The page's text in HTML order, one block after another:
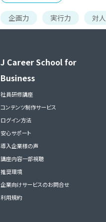
企画力 実行力 対
J Career School for
Business
社員研修講座
コンテンツ制作サービス
ログイン方法
安心サポート
導入企業様の声
講座内容一部視聴
推奨環境
企業向けサービスのお問合せ
利用規約